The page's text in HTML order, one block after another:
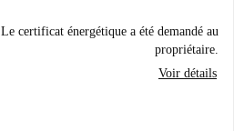
Le certificat énergétique a été demandé au
propriétaire.
Voir détails